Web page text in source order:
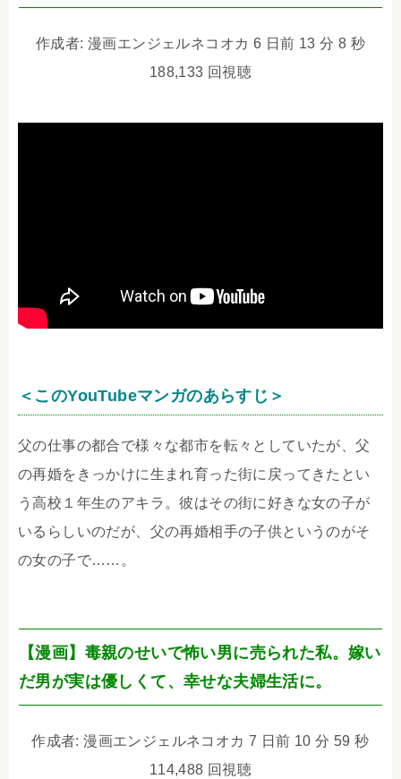
作成者: 漫画エンジェルネコオカ 6 日前 13 分 8 秒
188,133 回視聴
＜このYouTubeマンガのあらすじ＞
父の仕事の都合で様々な都市を転々としていたが、父
の再婚をきっかけに生まれ育った街に戻ってきたとい
う高校１年生のアキラ。彼はその街に好きな女の子が
いるらしいのだが、父の再婚相手の子供というのがそ
の女の子で……。
【漫画】毒親のせいで怖い男に売られた私。嫁い
だ男が実は優しくて、幸せな夫婦生活に。
作成者: 漫画エンジェルネコオカ 7 日前 10 分 59 秒
114,488 回視聴